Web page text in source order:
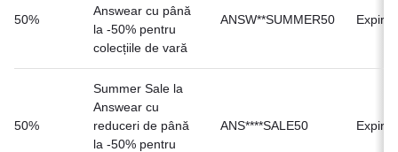
50%
Answear cu până
la -50% pentru
colecțiile de vară
ANSW**SUMMER50 Expirat
50%
Summer Sale la
Answear cu
reduceri de până
la -50% pentru
ANS****SALE50 Expirat